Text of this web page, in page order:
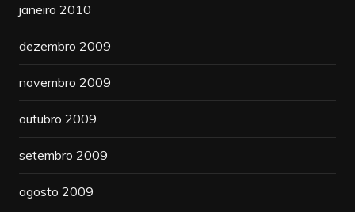
janeiro 2010
dezembro 2009
novembro 2009
outubro 2009
setembro 2009
agosto 2009